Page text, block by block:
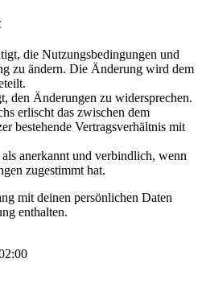
die Nutzungsbedingungen und
zu ändern. Die Änderung wird dem
den Änderungen zu widersprechen.
erlischt das zwischen dem
bestehende Vertragsverhältnis mit
anerkannt und verbindlich, wenn
zugestimmt hat.
mit deinen persönlichen Daten
enthalten.